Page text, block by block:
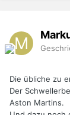
Die übliche zu
Der
Aston Martins.